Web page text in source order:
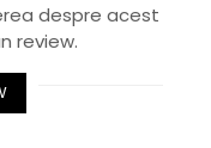
despre acest
review.